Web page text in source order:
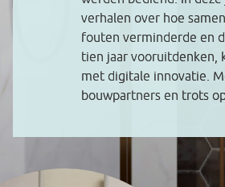
verhalen over hoe
fouten verminderde en
tien jaar vooruitdenken,
met digitale innovatie.
bouwpartners en trots